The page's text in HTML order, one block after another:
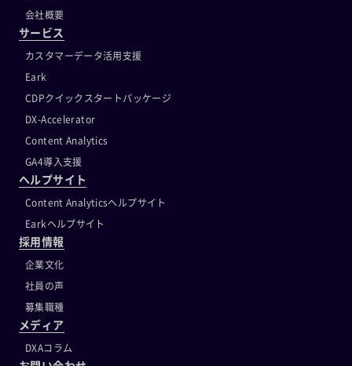
会社概要
サービス
カスタマーデータ活用支援
Eark
CDPクイックスタートパッケージ
DX-Accelerator
Content Analytics
GA4導入支援
ヘルプサイト
Content Analyticsヘルプサイト
Earkヘルプサイト
採用情報
企業文化
社員の声
募集職種
メディア
DXAコラム